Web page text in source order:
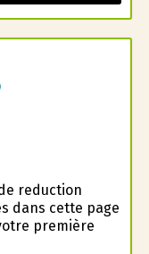
reduction
dans cette page
première